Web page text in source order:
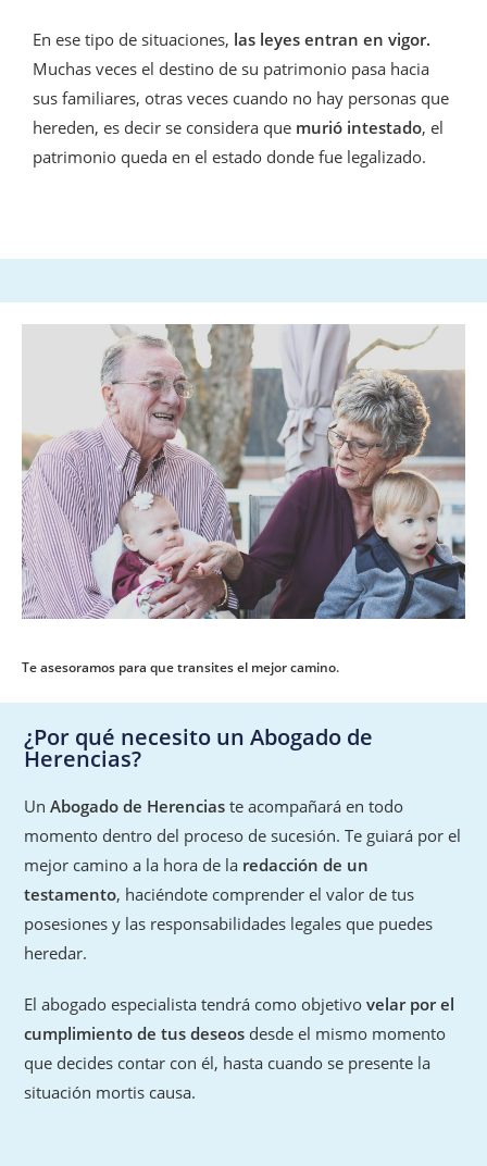
En ese tipo de situaciones, las leyes entran en vigor.
Muchas veces el destino de su patrimonio pasa hacia
sus familiares, otras veces cuando no hay personas que
hereden, es decir se considera que murió intestado, el
patrimonio queda en el estado donde fue legalizado.
¿Por qué necesito un Abogado de
Herencias?
Un Abogado de Herencias te acompañará en todo
momento dentro del proceso de sucesión. Te guiará por el
mejor camino a la hora de la redacción de un
testamento, haciéndote comprender el valor de tus
posesiones y las responsabilidades legales que puedes
heredar.
El abogado especialista tendrá como objetivo velar por el
cumplimiento de tus deseos desde el mismo momento
que decides contar con él, hasta cuando se presente la
situación mortis causa.
Te asesoramos para que transites el mejor camino.